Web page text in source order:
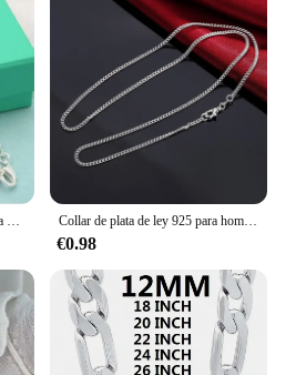
Collar de cadena de serpiente para mujer y hombre, lote de 10 piezas de plata de ley 925 de 16/18/20/22/24/26/28/30 pulgadas, 1mm, joyería de moda Collar de plata de ley 925 para hombres y mujeres, cadena de 2MM, 40-75cm, regalos de joyería de alta calidad, venta al por mayor
€0.98